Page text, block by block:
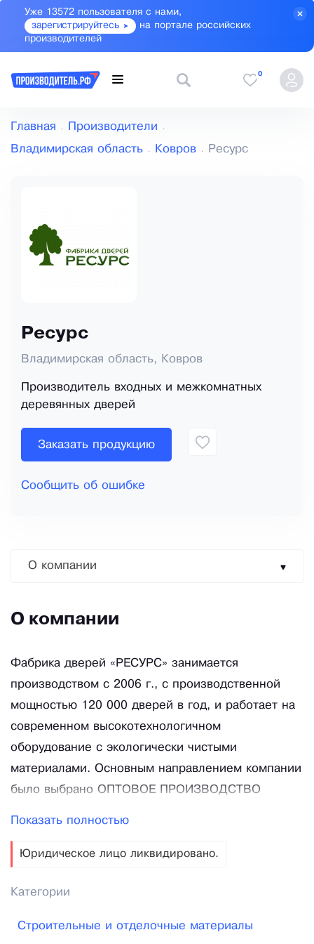
Уже 13572 пользователя с нами,
зарегистрируйтесь
на портале российских
производителей
0
Главная Производители
Владимирская область Ковров Ресурс
Ресурс
Владимирская область, Ковров
Производитель входных и межкомнатных
деревянных дверей
Заказать продукцию
Сообщить об ошибке
О компании
О компании
Фабрика дверей «РЕСУРС» занимается
производством с 2006 г., с производственной
мощностью 120 000 дверей в год, и работает на
современном высокотехнологичном
оборудование с экологически чистыми
материалами. Основным направлением компании
было выбрано ОПТОВОЕ ПРОИЗВОДСТВО
заручилась доверием большого числа клиентов,
дверей «РЕСУРС» гордится тем, что способна
Показать полностью
Юридическое лицо ликвидировано.
Категории
Строительные и отделочные материалы